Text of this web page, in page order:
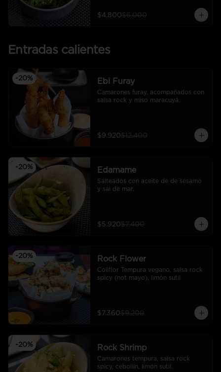
$4.800$6.000
Entradas calientes
-20% Ebi Furay
Camarones furay, acompañados con
salsa rock y miso maracuyá.
$9.920$12.400
-20% Edamame
Salteados con aceite de de sésamo
y sal de mar.
$5.920$7.400
-20% Rock Flower
Coliflor Tempura vegano, salsa rock
spicy (not mayo), limón sutil
$7.360$9.200
-20% Rock Shrimp
Camarones tempura, salsa rock
spicy, cebollín, limón sutil.